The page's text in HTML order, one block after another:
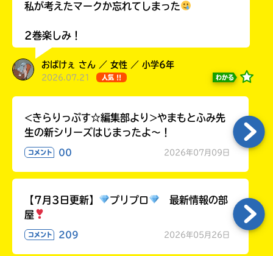
私が考えたマークか忘れてしまった
2巻楽しみ！
おばけぇ さん ／ 女性 ／ 小学6年
2026.07.21 人気 !! わかる
<きらりっぷす☆編集部より>やまもとふみ先
生の新シリーズはじまったよ～！
コメント 00 2026年07月09日
【7月3日更新】 プリプロ
最新情報の部
屋
コメント 209 2026年05月26日
て
ね